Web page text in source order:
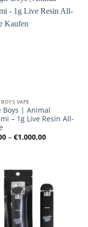
VAPE
Boys | Animal
– 1g Live Resin All-
– €1.000,00
€200,00